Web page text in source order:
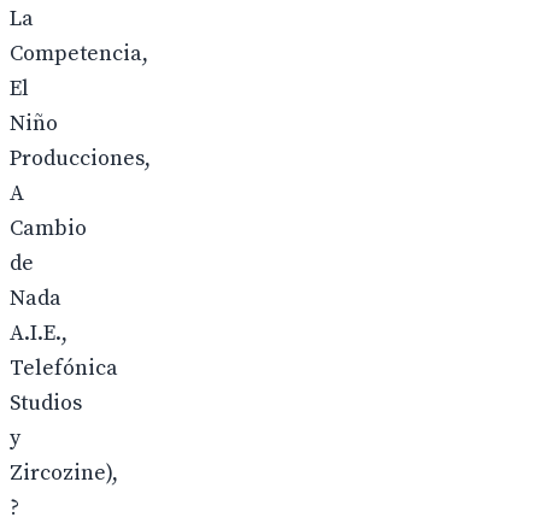
La
Competencia,
El
Niño
Producciones,
A
Cambio
de
Nada
A.I.E.,
Telefónica
Studios
y
Zircozine),
?